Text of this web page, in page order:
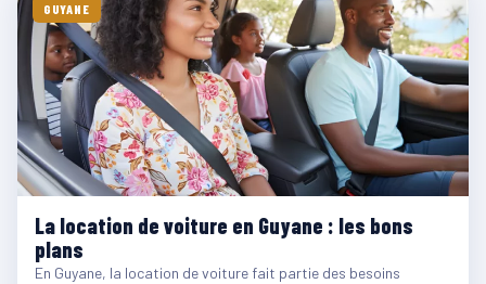
GUYANE
La location de voiture en Guyane : les bons
plans
En Guyane, la location de voiture fait partie des besoins